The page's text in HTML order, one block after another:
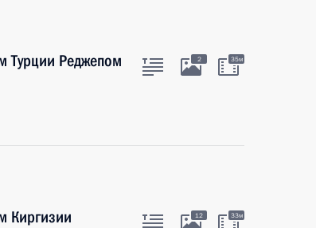
Турции Реджепом
2 35м
Киргизии
12 33м